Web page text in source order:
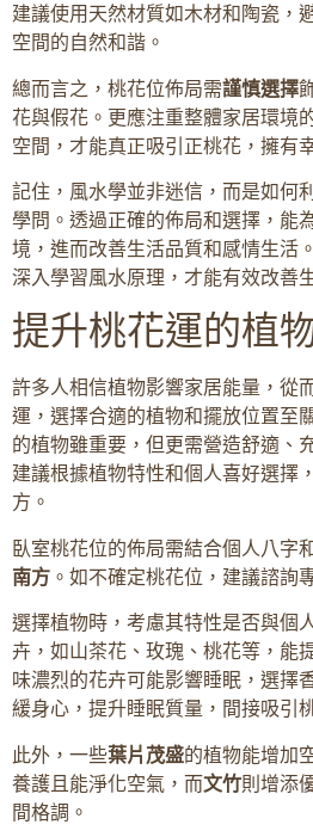
建議使用天然材質如木材和陶瓷，
空間的自然和諧。
總而言之，桃花位佈局需謹慎選擇
花與假花。更應注重整體家居環境
空間，才能真正吸引正桃花，擁有
記住，風水學並非迷信，而是如何
學問。透過正確的佈局和選擇，能
境，進而改善生活品質和感情生活
深入學習風水原理，才能有效改善
提升桃花運的植
許多人相信植物影響家居能量，從
運，選擇合適的植物和擺放位置至
的植物雖重要，但更需營造舒適、
建議根據植物特性和個人喜好選擇
方。
臥室桃花位的佈局需結合個人八字
南方 。如不確定桃花位，建議諮詢
選擇植物時，考慮其特性是否與個
卉，如山茶花、玫瑰、桃花等，能
味濃烈的花卉可能影響睡眠，選擇
緩身心，提升睡眠質量，間接吸引
此外，一些葉片茂盛的植物能增加
養護且能淨化空氣，而文竹則增添
間格調。